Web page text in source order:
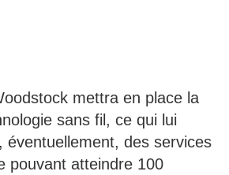
mettra en place la
sans fil, ce qui lui
éventuellement, des services
pouvant atteindre 100